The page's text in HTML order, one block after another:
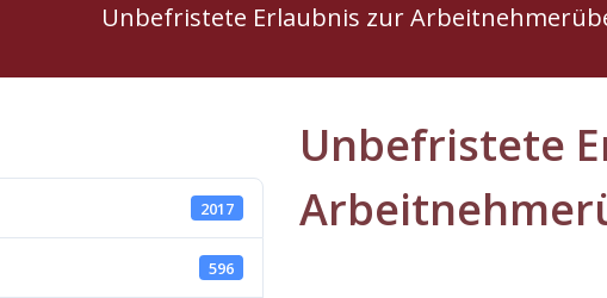
Unbefristete Erlaubnis zur
2017
596
Unbefristete